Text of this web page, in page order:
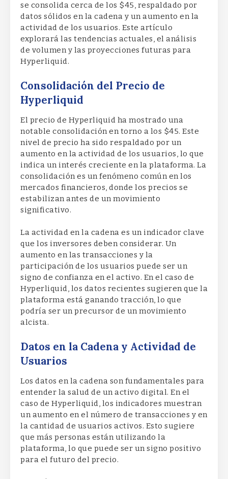
se consolida cerca de los $45, respaldado por
datos sólidos en la cadena y un aumento en la
actividad de los usuarios. Este artículo
explorará las tendencias actuales, el análisis
de volumen y las proyecciones futuras para
Hyperliquid.
Consolidación del Precio de
Hyperliquid
El precio de Hyperliquid ha mostrado una
notable consolidación en torno a los $45. Este
nivel de precio ha sido respaldado por un
aumento en la actividad de los usuarios, lo que
indica un interés creciente en la plataforma. La
consolidación es un fenómeno común en los
mercados financieros, donde los precios se
estabilizan antes de un movimiento
significativo.
La actividad en la cadena es un indicador clave
que los inversores deben considerar. Un
aumento en las transacciones y la
participación de los usuarios puede ser un
signo de confianza en el activo. En el caso de
Hyperliquid, los datos recientes sugieren que la
plataforma está ganando tracción, lo que
podría ser un precursor de un movimiento
alcista.
Datos en la Cadena y Actividad de
Usuarios
Los datos en la cadena son fundamentales para
entender la salud de un activo digital. En el
caso de Hyperliquid, los indicadores muestran
un aumento en el número de transacciones y en
la cantidad de usuarios activos. Esto sugiere
que más personas están utilizando la
plataforma, lo que puede ser un signo positivo
para el futuro del precio.